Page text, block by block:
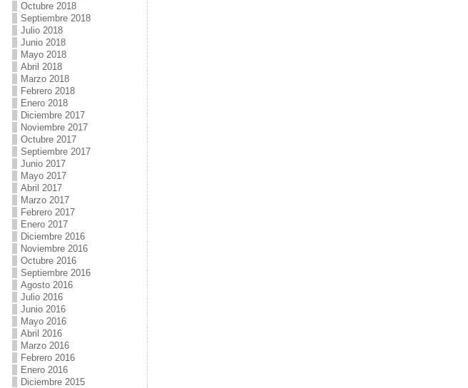
Octubre 2018
Septiembre 2018
Julio 2018
Junio 2018
Mayo 2018
Abril 2018
Marzo 2018
Febrero 2018
Enero 2018
Diciembre 2017
Noviembre 2017
Octubre 2017
Septiembre 2017
Junio 2017
Mayo 2017
Abril 2017
Marzo 2017
Febrero 2017
Enero 2017
Diciembre 2016
Noviembre 2016
Octubre 2016
Septiembre 2016
Agosto 2016
Julio 2016
Junio 2016
Mayo 2016
Abril 2016
Marzo 2016
Febrero 2016
Enero 2016
Diciembre 2015